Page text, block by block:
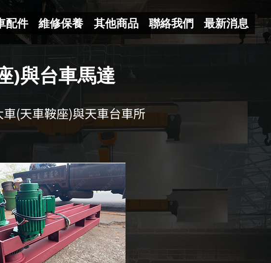
配件 維修保養 其他商品 聯絡我們 最新消息
)與台車馬達
(天車鞍座)與天車台車所